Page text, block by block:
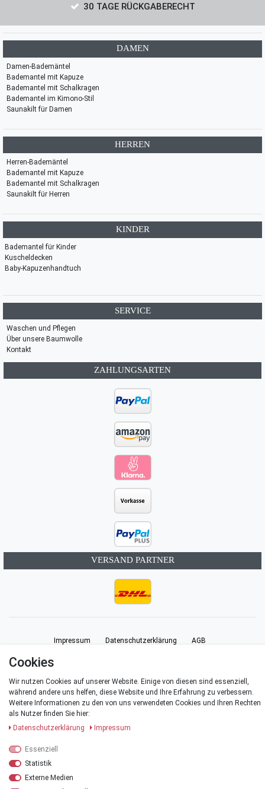
30 TAGE RÜCKGABERECHT
DAMEN
Damen-Bademäntel
Bademantel mit Kapuze
Bademantel mit Schalkragen
Bademantel im Kimono-Stil
Saunakilt für Damen
HERREN
Herren-Bademäntel
Bademantel mit Kapuze
Bademantel mit Schalkragen
Saunakilt für Herren
KINDER
Bademantel für Kinder
Kuscheldecken
Baby-Kapuzenhandtuch
SERVICE
Waschen und Pflegen
Über unsere Baumwolle
Kontakt
ZAHLUNGSARTEN
VERSAND PARTNER
Impressum Daten­schutz­erklärung AGB
Kontakt
*Alle Preise verstehen sich inklusive der Mehrwertsteuer, zuzüglich der
Cookies
Wir nutzen Cookies auf unserer Website. Einige von diesen sind essenziell,
während andere uns helfen, diese Website und Ihre Erfahrung zu verbessern.
Weitere Informationen zu den von uns verwendeten Cookies und Ihren Rechten
als Nutzer finden Sie hier:
Daten­schutz­erklärung
Impressum
Essenziell
Statistik
Externe Medien